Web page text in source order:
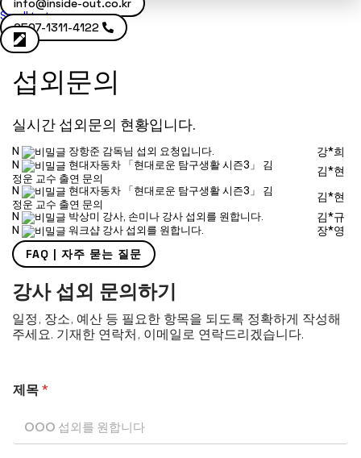
info@inside-out.co.kr
Scroll to top
0507-1311-4122
섭외문의
실시간 섭외문의 현황입니다.
N 장항준 감독님 섭외 요청입니다. 강*희
N
현대자동차 「현대로운 탐구생활 시즌3」 김
정운 교수 출연 문의
김*현
N
현대자동차 「현대로운 탐구생활 시즌3」 김
정운 교수 출연 문의
김*현
N 박상미 강사, 손미나 강사 섭외를 원합니다. 김*규
N 워크샵 강사 섭외를 원합니다.
장*영
FAQ | 자주 묻는 질문
강사 섭외 문의하기
일정, 장소, 예산 등 필요한 항목을 되도록 정확하게 작성해
주세요. 기재한 연락처, 이메일로 연락드리겠습니다.
제목 *